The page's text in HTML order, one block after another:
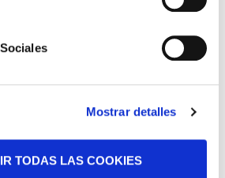
Mostrar detalles
TODAS LAS COOKIES